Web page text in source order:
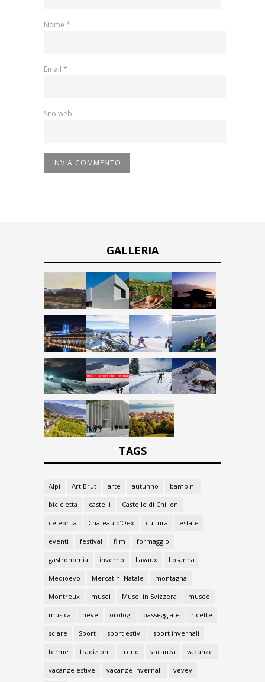
Nome *
Email *
Sito web
GALLERIA
TAGS
Alpi Art Brut arte autunno bambini
bicicletta castelli Castello di Chillon
celebrità Chateau d’Oex cultura estate
eventi festival film formaggio
gastronomia inverno Lavaux Losanna
Medioevo Mercatini Natale montagna
Montreux musei Musei in Svizzera museo
musica neve orologi passeggiate ricette
sciare Sport sport estivi sport invernali
terme tradizioni treno vacanza vacanze
vacanze estive vacanze invernali vevey